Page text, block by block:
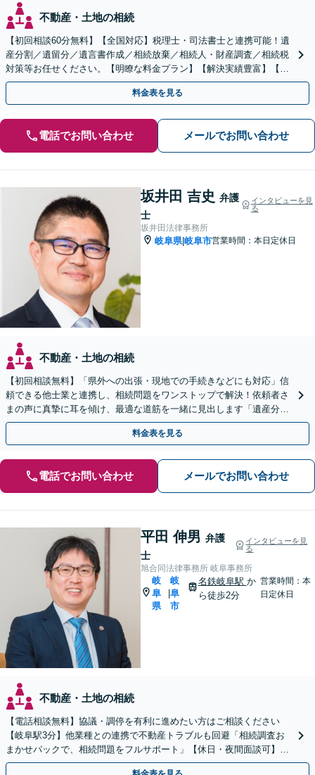
不動産・土地の相続
【初回相談60分無料】【全国対応】税理士・司法書士と連携可能！遺
産分割／遺留分／遺言書作成／相続放棄／相続人・財産調査／相続税
対策等お任せください。【明瞭な料金プラン】【解決実績豊富】【電
話相談可】
料金表を見る
電話でお問い合わせ メールでお問い合わせ
坂井田 吉史 弁護
士
インタビューを見
る
坂井田法律事務所
岐阜県|岐阜市営業時間：本日定休日
不動産・土地の相続
【初回相談無料】「県外への出張・現地での手続きなどにも対応」信
頼できる他士業と連携し、相続問題をワンストップで解決！依頼者さ
まの声に真摯に耳を傾け、最適な道筋を一緒に見出します「遺産分割
／寄与分／成年後見／遺留分／相続放棄／遺言書作成など」
料金表を見る
電話でお問い合わせ メールでお問い合わせ
平田 伸男 弁護
士
インタビューを見
る
旭合同法律事務所 岐阜事務所
岐
阜
県
|
岐
阜
市
名鉄岐阜駅 か
ら徒歩2分
営業時間：本
日定休日
不動産・土地の相続
【電話相談無料】協議・調停を有利に進めたい方はご相談ください
【岐阜駅3分】他業種との連携で不動産トラブルも回避「相続調査お
まかせパックで、相続問題をフルサポート」【休日・夜間面談可】
【電話相談・ビデオ面談あり】【完全個室対応】